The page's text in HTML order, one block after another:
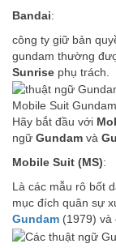
Bandai:
công ty giữ bản
gundam thường
Sunrise phụ trách.
Mobile Suit Gundam
Hãy bắt đầu với
ngữ Gundam và
Mobile Suit (MS):
Là các mẫu rô bốt
mục đích quân sự
Gundam (1979) và